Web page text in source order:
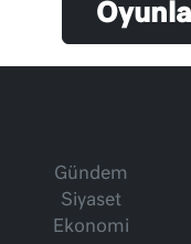
Gündem
Siyaset
Ekonomi